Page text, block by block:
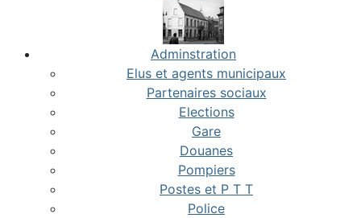
Adminstration
Elus et agents municipaux
Partenaires sociaux
Elections
Gare
Douanes
Pompiers
Postes et P T T
Police